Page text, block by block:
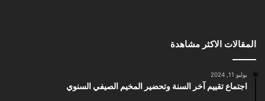
المقالات الاكثر مشاهدة
يوليو 11, 2024
اجتماع تقييم آخر السنة وتحضير المخيم الصيفي السنوي